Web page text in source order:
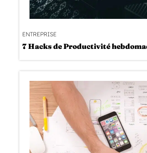
ENTREPRISE
7 Hacks de Productivité